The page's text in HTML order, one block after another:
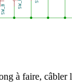
à faire, câbler